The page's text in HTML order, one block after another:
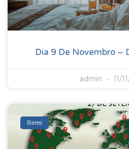
Dia 9 De Novembro –
admin 11/
Bares